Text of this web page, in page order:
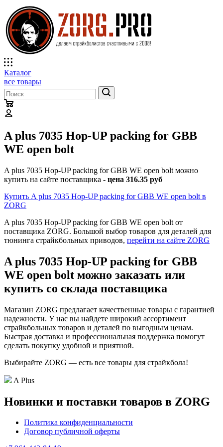
Каталог
все товары
A plus 7035 Hop-UP packing for GBB
WE open bolt
A plus 7035 Hop-UP packing for GBB WE open bolt можно
купить на сайте поставщика - цена 316.35 руб
Купить A plus 7035 Hop-UP packing for GBB WE open bolt в
ZORG
A plus 7035 Hop-UP packing for GBB WE open bolt от
поставщика ZORG. Большой выбор товаров для деталей для
тюнинга страйкбольных приводов, перейти на сайте ZORG
A plus 7035 Hop-UP packing for GBB
WE open bolt можно заказать или
купить со склада поставщика
Магазин ZORG предлагает качественные товары с гарантией
надежности. У нас вы найдете широкий ассортимент
страйкбольных товаров и деталей по выгодным ценам.
Быстрая доставка и профессиональная поддержка помогут
сделать покупку удобной и приятной.
Выбирайте ZORG — есть все товары для страйкбола!
A Plus
Новинки и поставки товаров в ZORG
Политика конфиденциальности
Договор публичной оферты